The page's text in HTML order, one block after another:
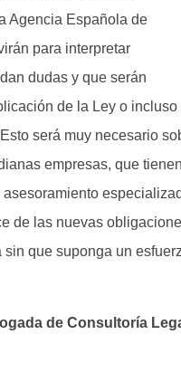
Agencia Española de
para interpretar
dudas y que serán
de la Ley o incluso
será muy necesario
empresas, que
de las nuevas
que suponga un
de Consultoría